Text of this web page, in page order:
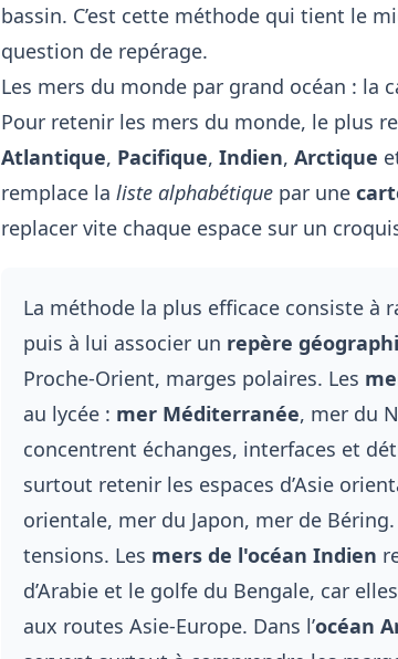
bassin. C’est cette méthode qui tient le
question de repérage.
Les mers du monde par grand océan : la
Pour retenir les mers du monde, le plus
Atlantique, Pacifique, Indien, Arctique
remplace la liste alphabétiquepar une
replacer vite chaque espace sur un
La méthode la plus efficace consiste à
puis à lui associer un repère
Proche-Orient, marges polaires. Les
au lycée : mer Méditerranée, mer du
concentrent échanges, interfaces et
surtout retenir les espaces d’Asie
orientale, mer du Japon, mer de
tensions. Les mers de l'océan Indien
d’Arabie et le golfe du Bengale, car
aux routes Asie-Europe. Dans l’océan